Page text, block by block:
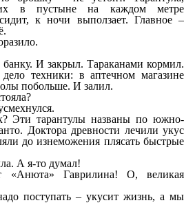
в пустыне на каждом метре
к ночи выползает. Главное –
И закрыл. Тараканами кормил.
техники: в аптечном магазине
побольше. И залил.
Эти тарантулы названы по южно-
Доктора древности лечили укус
до изнеможения плясать быстрые
А я-то думал!
«Анюта» Гаврилина! О, великая
поступать – укусит жизнь, а мы